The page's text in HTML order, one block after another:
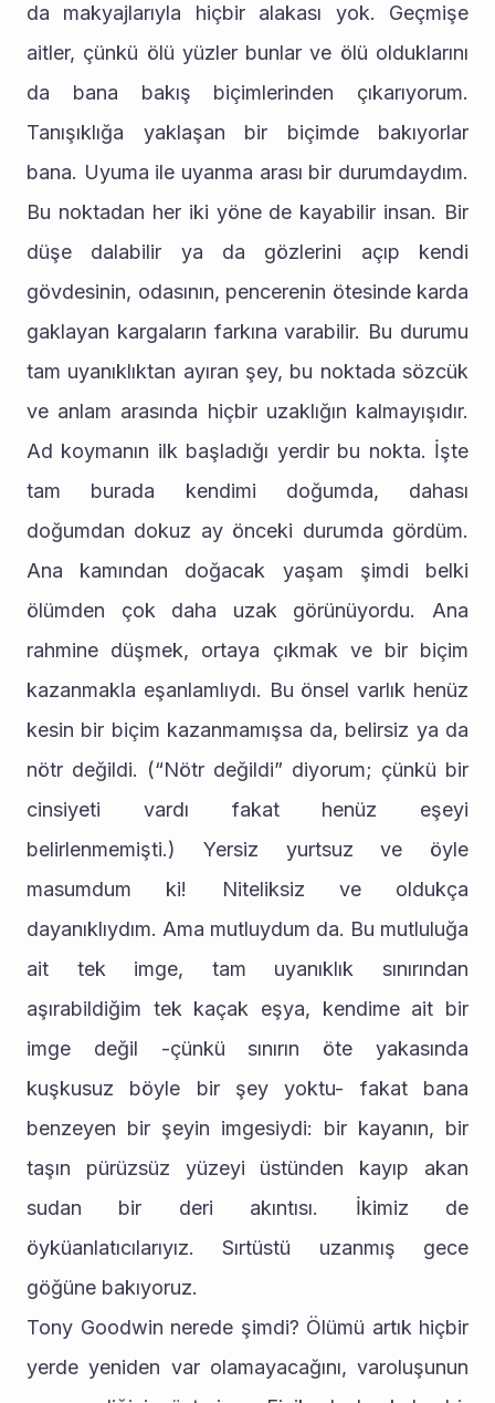
da makyajlarıyla hiçbir alakası yok. Geçmişe
aitler, çünkü ölü yüzler bunlar ve ölü olduklarını
da bana bakış biçimlerinden çıkarıyorum.
Tanışıklığa yaklaşan bir biçimde bakıyorlar
bana. Uyuma ile uyanma arası bir durumdaydım.
Bu noktadan her iki yöne de kayabilir insan. Bir
düşe dalabilir ya da gözlerini açıp kendi
gövdesinin, odasının, pencerenin ötesinde karda
gaklayan kargaların farkına varabilir. Bu durumu
tam uyanıklıktan ayıran şey, bu noktada sözcük
ve anlam arasında hiçbir uzaklığın kalmayışıdır.
Ad koymanın ilk başladığı yerdir bu nokta. İşte
tam burada kendimi doğumda, dahası
doğumdan dokuz ay önceki durumda gördüm.
Ana kamından doğacak yaşam şimdi belki
ölümden çok daha uzak görünüyordu. Ana
rahmine düşmek, ortaya çıkmak ve bir biçim
kazanmakla eşanlamlıydı. Bu önsel varlık henüz
kesin bir biçim kazanmamışsa da, belirsiz ya da
nötr değildi. (“Nötr değildi” diyorum; çünkü bir
cinsiyeti vardı fakat henüz eşeyi
belirlenmemişti.) Yersiz yurtsuz ve öyle
masumdum ki! Niteliksiz ve oldukça
dayanıklıydım. Ama mutluydum da. Bu mutluluğa
ait tek imge, tam uyanıklık sınırından
aşırabildiğim tek kaçak eşya, kendime ait bir
imge değil -çünkü sınırın öte yakasında
kuşkusuz böyle bir şey yoktu- fakat bana
benzeyen bir şeyin imgesiydi: bir kayanın, bir
taşın pürüzsüz yüzeyi üstünden kayıp akan
sudan bir deri akıntısı. İkimiz de
öyküanlatıcılarıyız. Sırtüstü uzanmış gece
göğüne bakıyoruz.
Tony Goodwin nerede şimdi? Ölümü artık hiçbir
yerde yeniden var olamayacağını, varoluşunun